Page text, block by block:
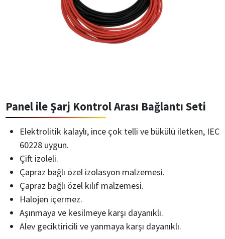
Panel ile Şarj Kontrol Arası Bağlantı Seti
Elektrolitik kalaylı, ince çok telli ve bükülü iletken, IEC
60228 uygun.
Çift izoleli.
Çapraz bağlı özel izolasyon malzemesi.
Çapraz bağlı özel kılıf malzemesi.
Halojen içermez.
Aşınmaya ve kesilmeye karşı dayanıklı.
Alev geciktiricili ve yanmaya karşı dayanıklı.